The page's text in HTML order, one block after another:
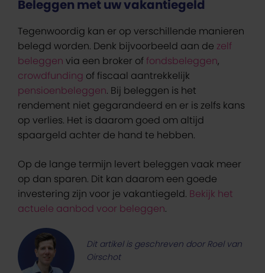
Beleggen met uw vakantiegeld
Tegenwoordig kan er op verschillende manieren
belegd worden. Denk bijvoorbeeld aan de zelf
beleggen via een broker offondsbeleggen,
crowdfunding of fiscaal aantrekkelijk
pensioenbeleggen. Bij beleggen is het
rendement niet gegarandeerd en er is zelfs kans
op verlies. Het is daarom goed om altijd
spaargeld achter de hand te hebben.
Op de lange termijn levert beleggen vaak meer
op dan sparen. Dit kan daarom een goede
investering zijn voor je vakantiegeld. Bekijk het
actuele aanbod voor beleggen.
Dit artikel is geschreven door Roel van
Oirschot